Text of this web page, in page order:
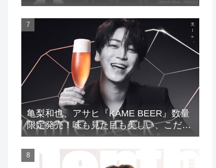
場！
亀梨和也、アサヒ『KAME BEER』数量
限定発売！味も見た目も美しい、こだわ
りのビールがついに完成